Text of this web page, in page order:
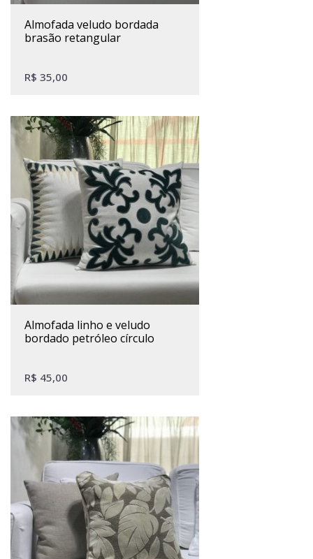
almofada veludo bordada
brasão retangular
R$ 35,00
almofada linho e veludo
bordado petróleo círculo
R$ 45,00